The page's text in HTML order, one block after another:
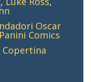
Oscar
Panini Comics
Copertina